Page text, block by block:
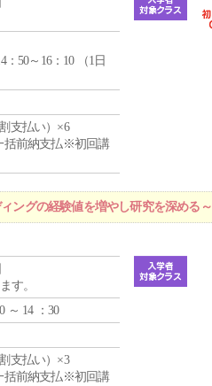
：50～16：10 （1日
支払い）×6
括前納支払※初回講
ングの経験値を増やし研究を深める～
す。
～ 14 ：30
支払い）×3
括前納支払※初回講